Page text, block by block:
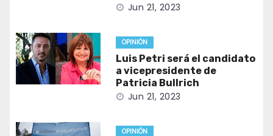
Jun 21, 2023
OPINIÓN
Luis Petri será el candidato
a vicepresidente de
Patricia Bullrich
Jun 21, 2023
OPINIÓN